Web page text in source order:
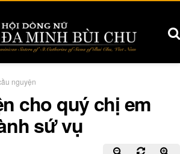
nguyện
cho quý chị em
sứ vụ